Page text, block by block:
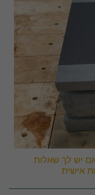
אם יש לך שאלות
אישית